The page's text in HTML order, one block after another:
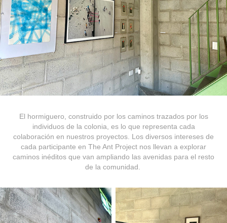
El hormiguero , construido por los caminos trazados por los
individuos de la colonia, es lo que representa cada
colaboración en nuestros proyectos. Los diversos intereses de
cada participante en The Ant Project nos llevan a explorar
caminos inéditos que van ampliando las avenidas para el resto
de la comunidad.